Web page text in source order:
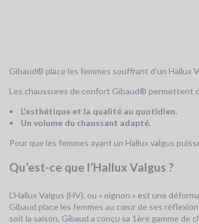
Gibaud® place les femmes souffrant d’un Hallux
Les chaussures de confort Gibaud® permettent
• L'esthétique et la qualité au quotidien.
• Un volume du chaussant adapté.
Pour que les femmes ayant un Hallux valgus
Qu’est-ce que l’Hallux Valgus ?
L’Hallux Valgus (HV), ou « oignon » est une
Gibaud place les femmes au cœur de ses
soit la saison, Gibaud a conçu sa 1ère gamme de